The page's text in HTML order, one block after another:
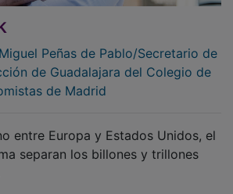
de Guadalajara del Colegio de
de Madrid
separan los billones y trillones